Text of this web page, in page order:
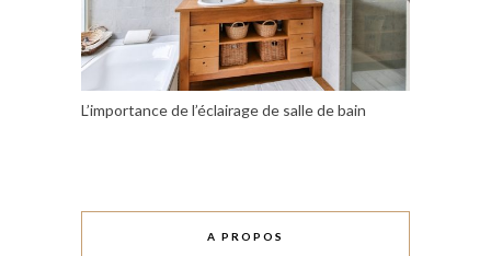
L’importance de l’éclairage de salle de bain
A PROPOS